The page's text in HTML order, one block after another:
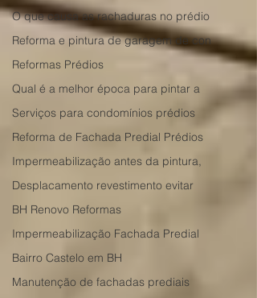
O que causa as rachaduras no prédio
Reforma e pintura de garagem de con
Reformas Prédios
Qual é a melhor época para pintar a
Serviços para condomínios prédios
Reforma de Fachada Predial Prédios
Impermeabilização antes da pintura,
Desplacamento revestimento evitar
BH Renovo Reformas
Impermeabilização Fachada Predial
Bairro Castelo em BH
Manutenção de fachadas prediais